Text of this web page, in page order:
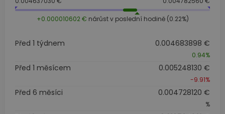
+0.000010602 € nárůst v poslední hodině (0.22%)
Před 1 týdnem 0.004683898 €
0.94%
Před 1 měsícem 0.005248130 €
-9.91%
Před 6 měsíci 0.004728120 €
%